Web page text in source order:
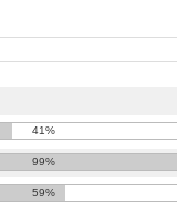
41%
99%
59%